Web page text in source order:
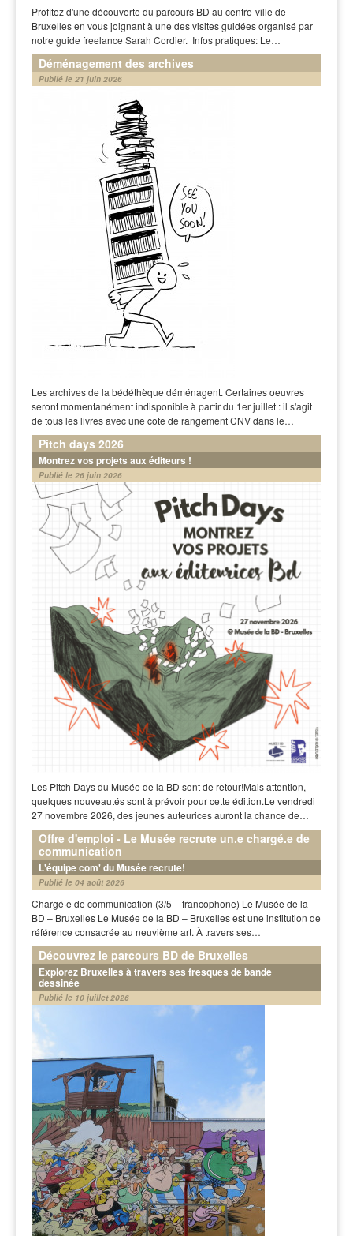
Profitez d'une découverte du parcours BD au centre-ville de
Bruxelles en vous joignant à une des visites guidées organisé par
notre guide freelance Sarah Cordier. Infos pratiques: Le…
Déménagement des archives
Publié le 21 juin 2026
Les archives de la bédéthèque déménagent. Certaines oeuvres
seront momentanément indisponible à partir du 1er juillet : il s'agit
de tous les livres avec une cote de rangement CNV dans le…
Pitch days 2026
Montrez vos projets aux éditeurs !
Publié le 26 juin 2026
Les Pitch Days du Musée de la BD sont de retour!Mais attention,
quelques nouveautés sont à prévoir pour cette édition.Le vendredi
27 novembre 2026, des jeunes auteurices auront la chance de…
Offre d'emploi - Le Musée recrute un.e chargé.e de
communication
L'équipe com' du Musée recrute!
Publié le 04 août 2026
Chargé·e de communication (3/5 – francophone) Le Musée de la
BD – Bruxelles Le Musée de la BD – Bruxelles est une institution de
référence consacrée au neuvième art. À travers ses…
Découvrez le parcours BD de Bruxelles
Explorez Bruxelles à travers ses fresques de bande
dessinée
Publié le 10 juillet 2026